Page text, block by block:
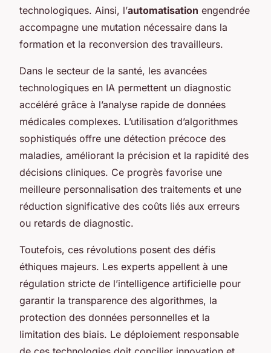
technologiques. Ainsi, l’automatisation engendrée
accompagne une mutation nécessaire dans la
formation et la reconversion des travailleurs.
Dans le secteur de la santé, les avancées
technologiques en IA permettent un diagnostic
accéléré grâce à l’analyse rapide de données
médicales complexes. L’utilisation d’algorithmes
sophistiqués offre une détection précoce des
maladies, améliorant la précision et la rapidité des
décisions cliniques. Ce progrès favorise une
meilleure personnalisation des traitements et une
réduction significative des coûts liés aux erreurs
ou retards de diagnostic.
Toutefois, ces révolutions posent des défis
éthiques majeurs. Les experts appellent à une
régulation stricte de l’intelligence artificielle pour
garantir la transparence des algorithmes, la
protection des données personnelles et la
limitation des biais. Le déploiement responsable